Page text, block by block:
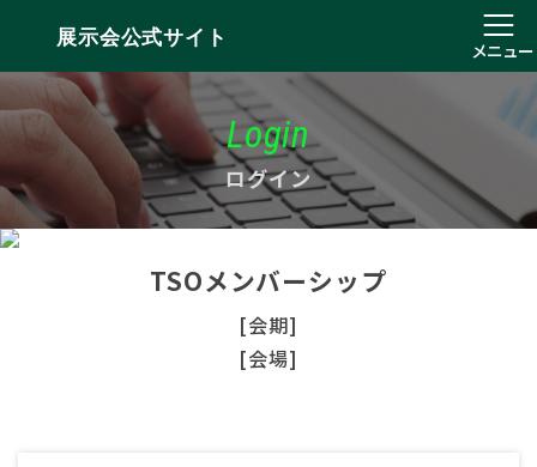
展示会公式サイト
メニュー
Login
ログイン
TSOメンバーシップ
[会期]
[会場]